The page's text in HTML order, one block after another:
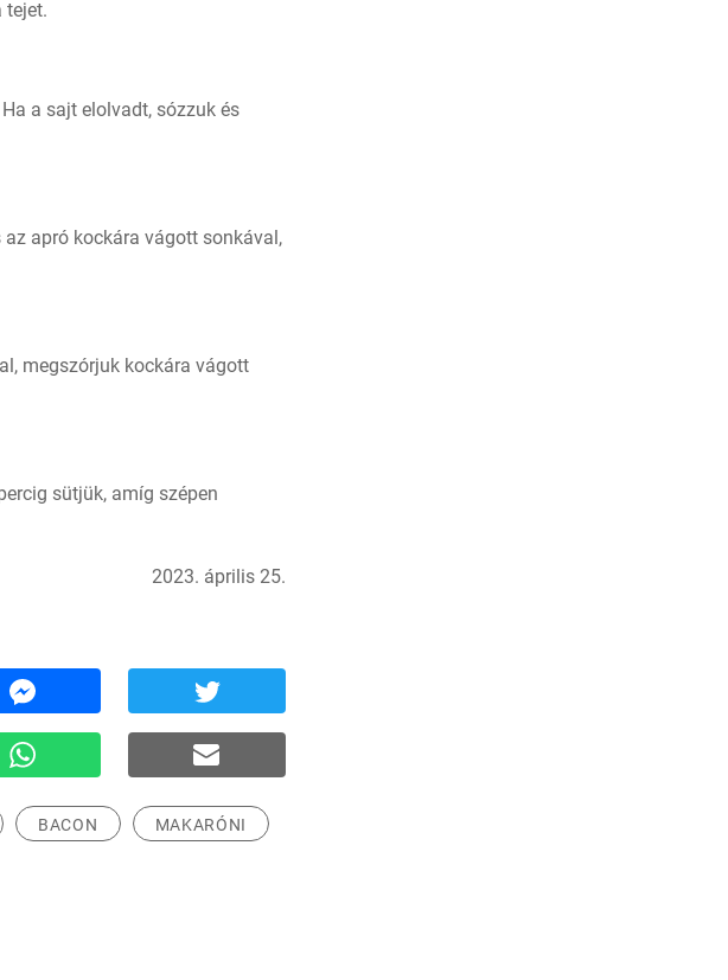
tejet.
a sajt elolvadt, sózzuk és
apró kockára vágott sonkával,
megszórjuk kockára vágott
sütjük, amíg szépen
2023. április 25.
BACON MAKARÓNI